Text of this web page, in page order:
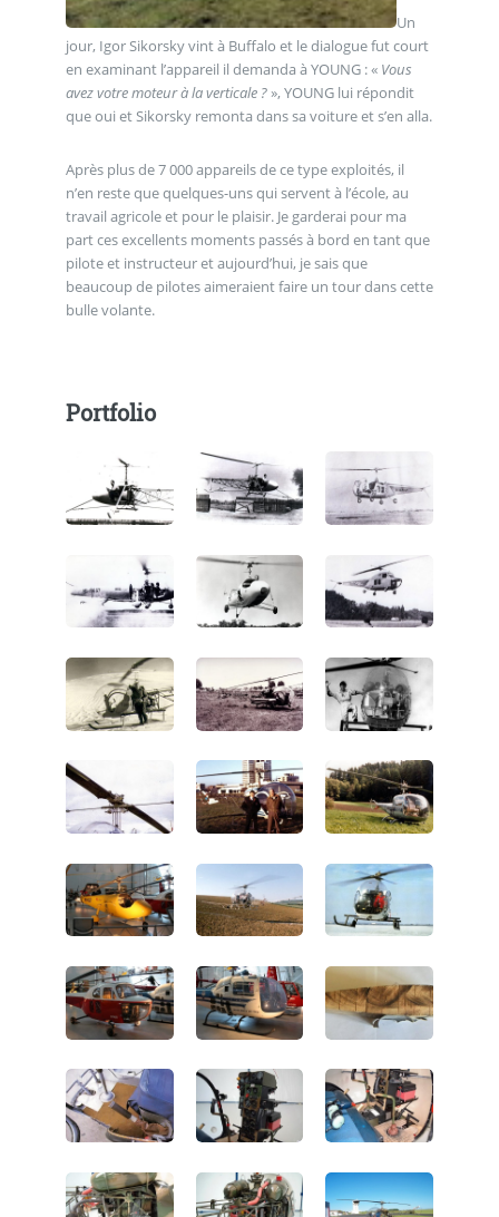
Un
jour, Igor Sikorsky vint à Buffalo et le dialogue fut court
en examinant l’appareil il demanda à YOUNG : « Vous
avez votre moteur à la verticale ?», YOUNG lui répondit
que oui et Sikorsky remonta dans sa voiture et s’en alla.
Après plus de 7 000 appareils de ce type exploités, il
n’en reste que quelques-uns qui servent à l’école, au
travail agricole et pour le plaisir. Je garderai pour ma
part ces excellents moments passés à bord en tant que
pilote et instructeur et aujourd’hui, je sais que
beaucoup de pilotes aimeraient faire un tour dans cette
bulle volante.
Portfolio